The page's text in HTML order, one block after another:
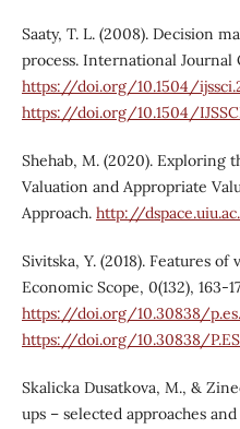
Saaty, T. L. (2008). Decision
process. International Journal
https://doi.org/10.1504/
https://doi.org/10.1504/
Shehab, M. (2020). Exploring
Valuation and Appropriate
Approach. http://
Sivitska, Y. (2018). Features
Economic Scope, 0(132), 163-
https://doi.org/10.30838/
https://doi.org/10.30838/
Skalicka Dusatkova, M., &
ups – selected approaches